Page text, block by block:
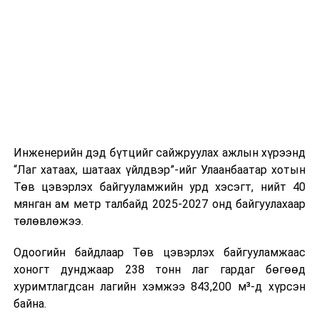
өдөр тутмын ажлын бэлэн байдлыг хангах зэрэг
практик ур чадварыг сургалтын хөтөлбөрт тусгажээ.
Сургалтыг танилцуулах лекц, асуулт-хариулт,
жишээнд суурилсан сургалт, багаар ажиллах дасгал,
танилцах, онцгой нөхцөлд ажиллах дадлага зэрэг
онол, практик хосолсон хэлбэрээр зохион байгуулж
байна.
Инженерийн дэд бүтцийг сайжруулах ажлын хүрээнд
“Лаг хатаах, шатаах үйлдвэр”-ийг Улаанбаатар хотын
Төв цэвэрлэх байгууламжийн урд хэсэгт, нийт 40
мянган ам метр талбайд 2025-2027 онд байгуулахаар
төлөвлөжээ.
Одоогийн байдлаар Төв цэвэрлэх байгууламжаас
хоногт дунджаар 238 тонн лаг гардаг бөгөөд
хуримтлагдсан лагийн хэмжээ 843,200 м³-д хүрсэн
байна.